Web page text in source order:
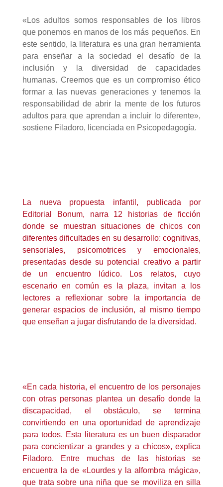
«Los adultos somos responsables de los libros
que ponemos en manos de los más pequeños. En
este sentido, la literatura es una gran herramienta
para enseñar a la sociedad el desafío de la
inclusión y la diversidad de capacidades
humanas. Creemos que es un compromiso ético
formar a las nuevas generaciones y tenemos la
responsabilidad de abrir la mente de los futuros
adultos para que aprendan a incluir lo diferente»,
sostiene Filadoro, licenciada en Psicopedagogía.
La nueva propuesta infantil, publicada por
Editorial Bonum, narra 12 historias de ficción
donde se muestran situaciones de chicos con
diferentes dificultades en su desarrollo: cognitivas,
sensoriales, psicomotrices y emocionales,
presentadas desde su potencial creativo a partir
de un encuentro lúdico. Los relatos, cuyo
escenario en común es la plaza, invitan a los
lectores a reflexionar sobre la importancia de
generar espacios de inclusión, al mismo tiempo
que enseñan a jugar disfrutando de la diversidad.
«En cada historia, el encuentro de los personajes
con otras personas plantea un desafío donde la
discapacidad, el obstáculo, se termina
convirtiendo en una oportunidad de aprendizaje
para todos. Esta literatura es un buen disparador
para concientizar a grandes y a chicos», explica
Filadoro. Entre muchas de las historias se
encuentra la de «Lourdes y la alfombra mágica»,
que trata sobre una niña que se moviliza en silla